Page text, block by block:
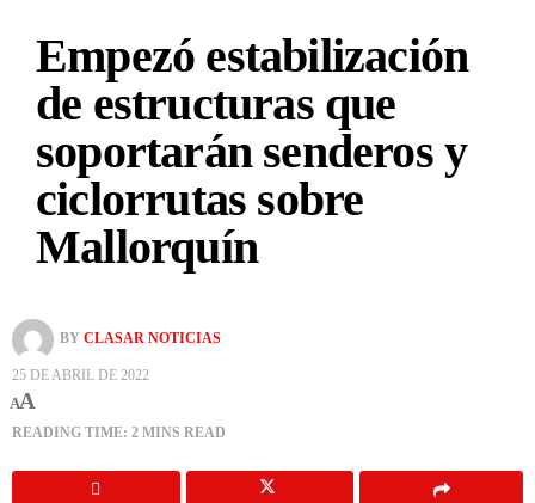
Empezó estabilización
de estructuras que
soportarán senderos y
ciclorrutas sobre
Mallorquín
BY CLASAR NOTICIAS
25 DE ABRIL DE 2022
AA
READING TIME: 2 MINS READ